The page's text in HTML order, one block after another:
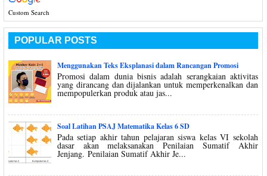
Custom Search
POPULAR POSTS
Menggunakan Teks Eksplanasi dalam Rancangan Promosi
Promosi dalam dunia bisnis adalah serangkaian aktivitas
yang dirancang dan dijalankan untuk memperkenalkan dan
mempopulerkan produk atau jas...
Soal Latihan PSAJ Matematika Kelas 6 SD
Pada setiap akhir tahun pelajaran siswa kelas VI sekolah
dasar akan melaksanakan Penilaian Sumatif Akhir
Jenjang. Penilaian Sumatif Akhir Je...